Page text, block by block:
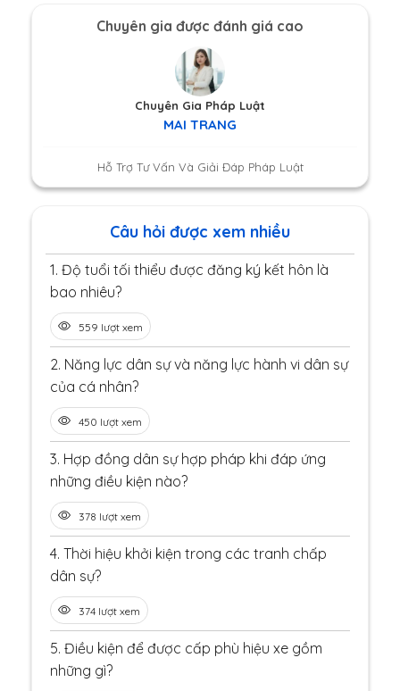
Chuyên gia được đánh giá cao
Chuyên Gia Pháp Luật
MAI TRANG
Hỗ Trợ Tư Vấn Và Giải Đáp Pháp Luật
Câu hỏi được xem nhiều
1. Độ tuổi tối thiểu được đăng ký kết hôn là
bao nhiêu?
559 lượt xem
2. Năng lực dân sự và năng lực hành vi dân sự
của cá nhân?
450 lượt xem
3. Hợp đồng dân sự hợp pháp khi đáp ứng
những điều kiện nào?
378 lượt xem
4. Thời hiệu khởi kiện trong các tranh chấp
dân sự?
374 lượt xem
5. Điều kiện để được cấp phù hiệu xe gồm
những gì?